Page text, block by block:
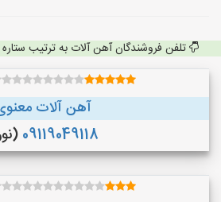
تلفن فروشندگان آهن آلات به ترتیب
آهن آلات
09119049118